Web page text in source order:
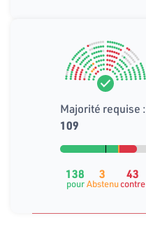
Majorité requise :
109
138
pour
3
Abstenu
43
contre